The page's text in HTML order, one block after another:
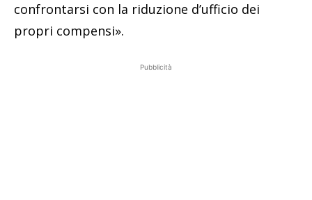
confrontarsi con la riduzione d’ufficio dei
propri compensi».
Pubblicità